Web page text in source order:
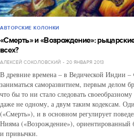
АВТОРСКИЕ КОЛОНКИ
«Смерть» и «Возрождение»:
всех?
АЛЕКСЕЙ СОКОЛОВСКИЙ 20 ЯНВАРЯ 2013
В древние времена – в Ведической Индии –
заниматься саморазвитием, первым делом
что бы то ни стало следовать
даже не одному, а двум таким кодексам.
(«Смерть»), и в основном регулирует
Нияма («Возрождение»), ориентированный
и привычки.